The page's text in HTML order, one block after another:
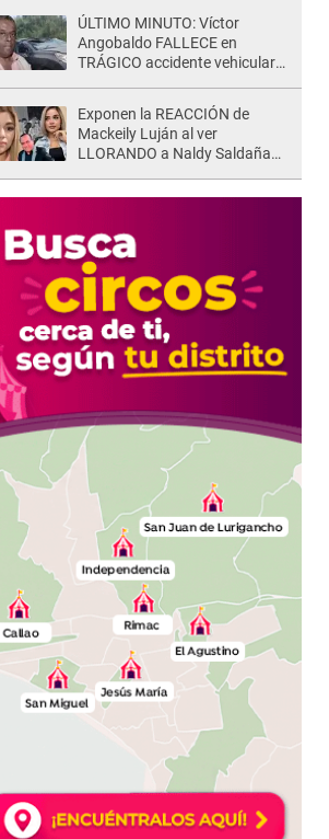
ÚLTIMO MINUTO: Víctor
Angobaldo FALLECE en
TRÁGICO accidente vehicular
Exponen la REACCIÓN de
Mackeily Luján al ver
LLORANDO a Naldy Saldaña